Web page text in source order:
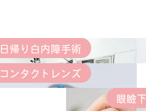
日帰り白内障手術
コンタクトレンズ
眼瞼